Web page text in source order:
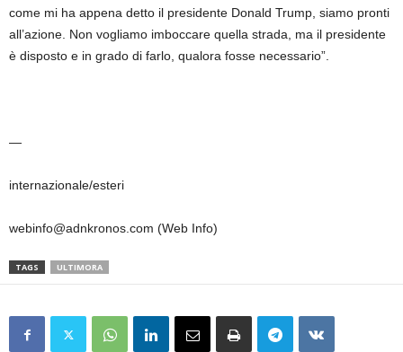
come mi ha appena detto il presidente Donald Trump, siamo pronti
all’azione. Non vogliamo imboccare quella strada, ma il presidente
è disposto e in grado di farlo, qualora fosse necessario”.
—
internazionale/esteri
webinfo@adnkronos.com (Web Info)
TAGS ULTIMORA